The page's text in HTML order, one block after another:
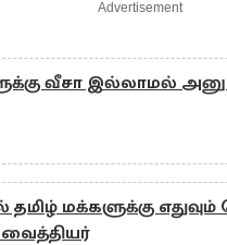
Advertisement
வீசா இல்லாமல்
மக்களுக்கு எதுவும்
வைத்தியர்